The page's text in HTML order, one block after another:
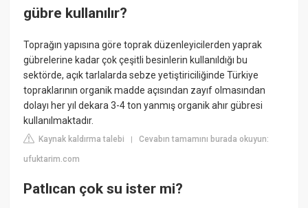
gübre kullanılır?
Toprağın yapısına göre toprak düzenleyicilerden yaprak
gübrelerine kadar çok çeşitli besinlerin kullanıldığı bu
sektörde, açık tarlalarda sebze yetiştiriciliğinde Türkiye
topraklarının organik madde açısından zayıf olmasından
dolayı her yıl dekara 3-4 ton yanmış organik ahır gübresi
kullanılmaktadır.
Kaynak kaldırma talebi |Cevabın tamamını burada okuyun:
ufuktarim.com
Patlıcan çok su ister mi?